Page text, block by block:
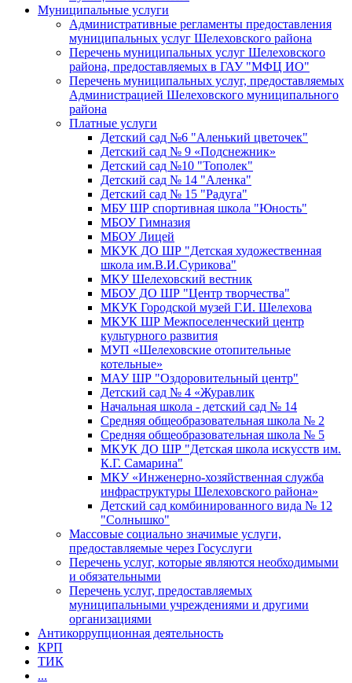
Муниципальные услуги
Административные регламенты предоставления
муниципальных услуг Шелеховского района
Перечень муниципальных услуг Шелеховского
района, предоставляемых в ГАУ "МФЦ ИО"
Перечень муниципальных услуг, предоставляемых
Администрацией Шелеховского муниципального
района
Платные услуги
Детский сад №6 "Аленький цветочек"
Детский сад № 9 «Подснежник»
Детский сад №10 "Тополек"
Детский сад № 14 "Аленка"
Детский сад № 15 "Радуга"
МБУ ШР спортивная школа "Юность"
МБОУ Гимназия
МБОУ Лицей
МКУК ДО ШР "Детская художественная
школа им.В.И.Сурикова"
МКУ Шелеховский вестник
МБОУ ДО ШР "Центр творчества"
МКУК Городской музей Г.И. Шелехова
МКУК ШР Межпоселенческий центр
культурного развития
МУП «Шелеховские отопительные
котельные»
МАУ ШР "Оздоровительный центр"
Детский сад № 4 «Журавлик
Начальная школа - детский сад № 14
Средняя общеобразовательная школа № 2
Средняя общеобразовательная школа № 5
МКУК ДО ШР "Детская школа искусств им.
К.Г. Самарина"
МКУ «Инженерно-хозяйственная служба
инфраструктуры Шелеховского района»
Детский сад комбинированного вида № 12
"Солнышко"
Массовые социально значимые услуги,
предоставляемые через Госуслуги
Перечень услуг, которые являются необходимыми
и обязательными
Перечень услуг, предоставляемых
муниципальными учреждениями и другими
организациями
Антикоррупционная деятельность
КРП
ТИК
...